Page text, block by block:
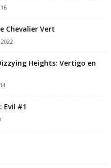
Chevalier Vert
Heights: Vertigo en
Evil #1